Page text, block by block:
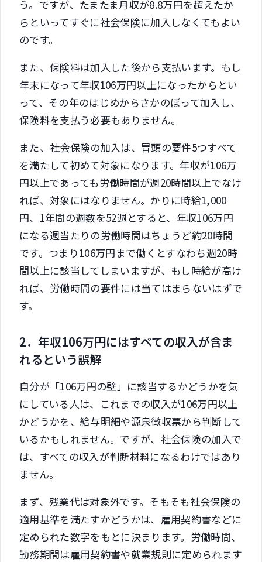
う。ですが、たまたま月収が8.8万円を超えたか
らといってすぐに社会保険に加入しなくてもよい
のです。
また、保険料は加入した後から支払います。もし
年末になって年収106万円以上になったからとい
って、その年のはじめからさかのぼって加入し、
保険料を支払う必要もありません。
また、社会保険の加入は、冒頭の要件5つすべて
を満たして初めて対象になります。年収が106万
円以上であっても労働時間が週20時間以上でなけ
れば、対象にはなりません。かりに時給1,000
円、1年間の週数を52週とすると、年収106万円
になる週当たりの労働時間はちょうど約20時間
です。つまり106万円まで働くとすなわち週20時
間以上に該当してしまいますが、もし時給が高け
れば、労働時間の要件には当てはまらないはずで
す。
2．年収106万円にはすべての収入が含ま
れるという誤解
自分が「106万円の壁」に該当するかどうかを気
にしている人は、これまでの収入が106万円以上
かどうかを、給与明細や源泉徴収票から判断して
いるかもしれません。ですが、社会保険の加入で
は、すべての収入が判断材料になるわけではあり
ません。
まず、残業代は対象外です。そもそも社会保険の
適用基準を満たすかどうかは、雇用契約書などに
定められた数字をもとに決まります。労働時間、
勤務期間は雇用契約書や就業規則に定められます